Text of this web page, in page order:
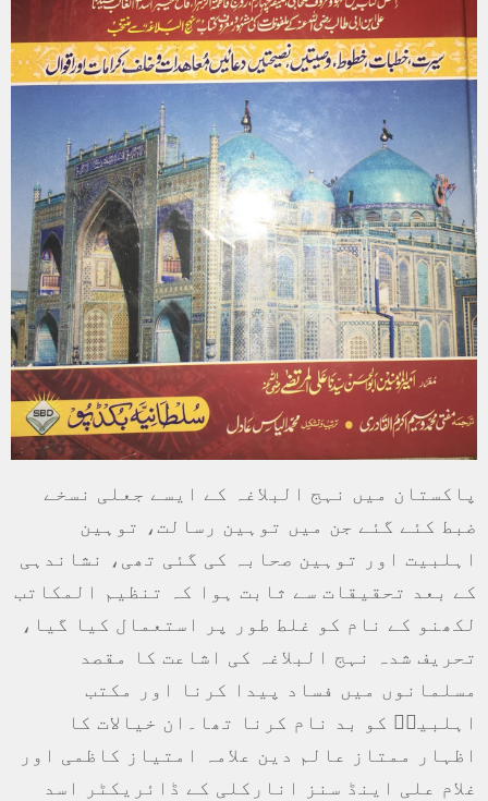
پاکستان میں نہج البلاغہ کے ایسے جعلی نسخے
ضبط کئے گئے جن میں توہین رسالت، توہین
اہلبیت اور توہین صحابہ کی گئی تھی، نشاندہی
کے بعد تحقیقات سے ثابت ہوا کہ تنظیم المکاتب
لکھنو کے نام کو غلط طور پر استعمال کیا گیا،
تحریف شدہ نہج البلاغہ کی اشاعت کا مقصد
مسلمانوں میں فساد پیدا کرنا اور مکتب
اہلبیتؑ کو بد نام کرنا تھا۔ان خیالات کا
اظہار ممتاز عالم دین علامہ امتیاز کاظمی اور
غلام علی اینڈ سنز انارکلی کے ڈائریکٹر اسد